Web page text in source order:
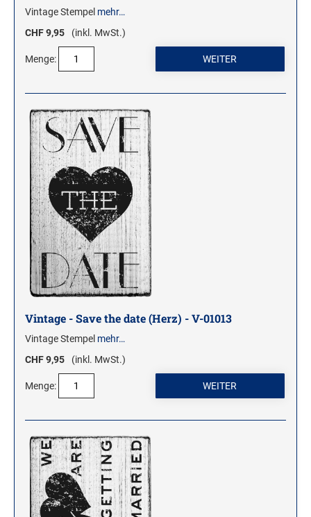
Vintage Stempel mehr…
CHF 9,95
(inkl. MwSt.)
Menge:
Vintage - Save the date (Herz) - V-01013
Vintage Stempel mehr…
CHF 9,95
(inkl. MwSt.)
Menge: